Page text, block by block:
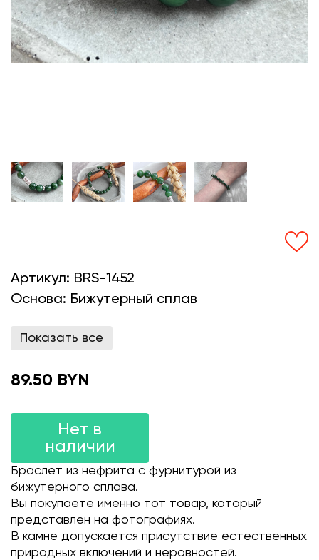
Артикул: BRS-1452
Основа: Бижутерный сплав
Показать все
89.50 BYN
Нет в
наличии
Браслет из нефрита с фурнитурой из
бижутерного сплава.
Вы покупаете именно тот товар, который
представлен на фотографиях.
В камне допускается присутствие естественных
природных включений и неровностей.